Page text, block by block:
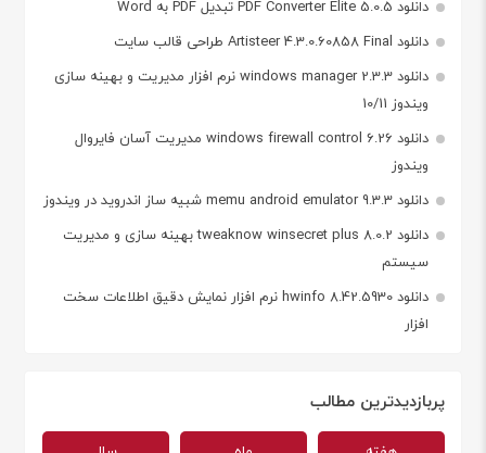
دانلود PDF Converter Elite 5.0.5 تبدیل PDF به Word
دانلود Artisteer 4.3.0.60858 Final طراحی قالب سایت
دانلود windows manager 2.3.3 نرم افزار مدیریت و بهینه سازی
ویندوز 10/11
دانلود windows firewall control 6.26 مدیریت آسان فایروال
ویندوز
دانلود memu android emulator 9.3.3 شبیه ساز اندروید در ویندوز
دانلود tweaknow winsecret plus 8.0.2 بهینه سازی و مدیریت
سیستم
دانلود hwinfo 8.42.5930 نرم افزار نمایش دقیق اطلاعات سخت
افزار
پربازدیدترین مطالب